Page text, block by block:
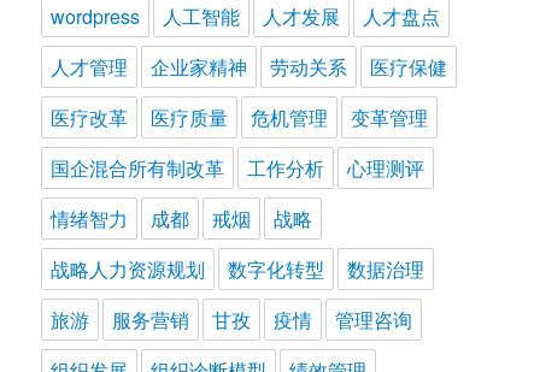
wordpress
人工智能 人才发展
人才盘点
人才管理
企业家精神 劳动关系
医疗保健
医疗改革
医疗质量 危机管理
变革管理
国企混合所有制改革
工作分析
心理测评
情绪智力
成都 戒烟
战略
战略人力资源规划
数字化转型
数据治理
旅游
服务营销 甘孜 疫情
管理咨询